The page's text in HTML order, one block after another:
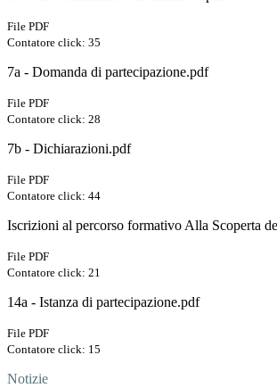
File PDF
Contatore click: 35
7a - Domanda di partecipazione.pdf
File PDF
Contatore click: 28
7b - Dichiarazioni.pdf
File PDF
Contatore click: 44
Iscrizioni al percorso formativo Alla Scoperta
File PDF
Contatore click: 21
14a - Istanza di partecipazione.pdf
File PDF
Contatore click: 15
Notizie